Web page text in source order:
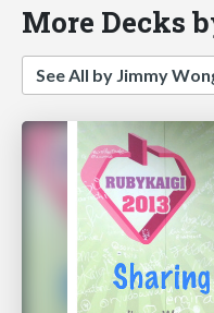
More Decks
See All by Jimmy